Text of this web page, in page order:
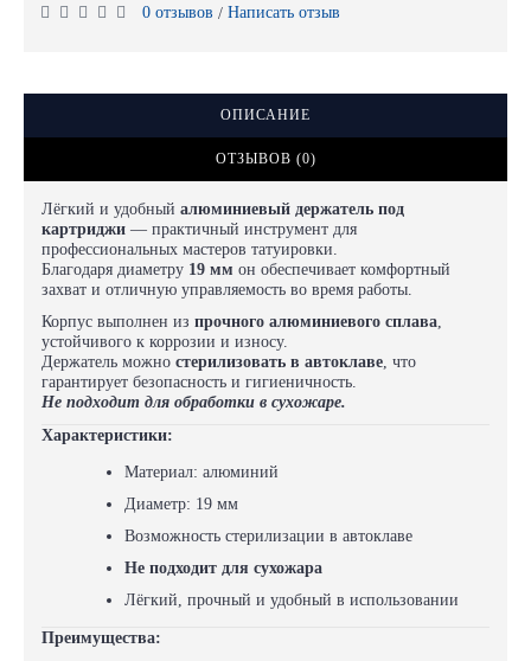
0 отзывов / Написать отзыв
ОПИСАНИЕ
ОТЗЫВОВ (0)
Лёгкий и удобный алюминиевый держатель под
картриджи — практичный инструмент для
профессиональных мастеров татуировки.
Благодаря диаметру 19 мм он обеспечивает комфортный
захват и отличную управляемость во время работы.
Корпус выполнен из прочного алюминиевого сплава,
устойчивого к коррозии и износу.
Держатель можно стерилизовать в автоклаве, что
гарантирует безопасность и гигиеничность.
Не подходит для обработки в сухожаре.
Характеристики:
Материал: алюминий
Диаметр: 19 мм
Возможность стерилизации в автоклаве
Не подходит для сухожара
Лёгкий, прочный и удобный в использовании
Преимущества: